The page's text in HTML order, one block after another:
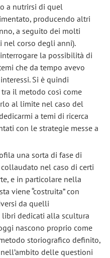
a nutrirsi di quel
producendo altri
a seguito dei molti
corso degli anni).
la possibilità di
che da tempo avevo
Si è quindi
il metodo così come
al limite nel caso del
a temi di ricerca
con le strategie messe a
una sorta di fase di
nel caso di certi
e in particolare nella
viene “costruita” con
da quelli
libri dedicati alla scultura
nascono proprio come
storiografico definito,
delle questioni